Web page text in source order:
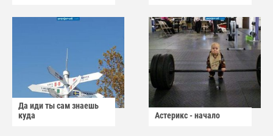
Да иди ты сам знаешь
куда
Астерикс - начало